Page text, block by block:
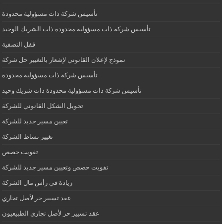
تأسيس شركة ذات مسؤولية محدودة
تأسيس شركة ذات مسؤولية محدودة ذات الشريك الوحيد
قفل التصفية
نموذج لإعلان القانوني لإشعار بالتغيير حل شركة
تأسيس شركة ذات مسؤولية محدودة
تأسيس شركة ذات مسؤولية محدودة ذات شريك وحيد
تحويل الشكل القانوني للشركة
تعيين مسير جديد للشركة
تغيير نشاط الشركة
تفويت حصص
تفويت حصص وتعيين مسير جديد للشركة
زيادة في رأس مال الشركة
عقد تسيير حر لأصل تجاري
عقد تسيير حر لأصل تجاري الطبيعيون